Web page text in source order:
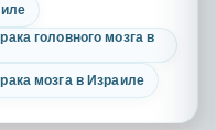
головного мозга в
мозга в Израиле